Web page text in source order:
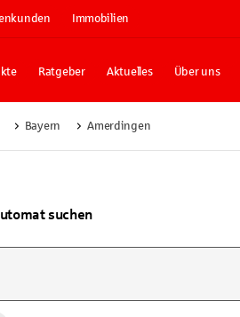
Immobilien
Ratgeber Aktuelles Über uns
Bayern Amerdingen
suchen